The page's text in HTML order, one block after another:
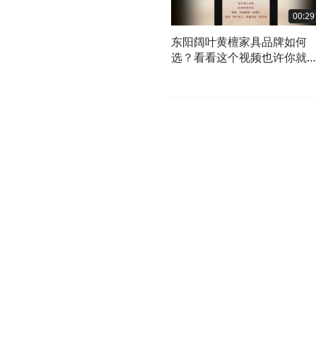
00:29
东阳阔叶黄檀家具品牌如何
选？看看这个视频也许你就有